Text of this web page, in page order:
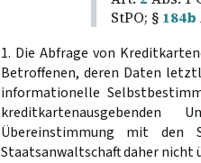
StPO; § 184b
1. Die Abfrage von
Betroffenen, deren Daten
informationelle
Übereinstimmung mit den
Staatsanwaltschaft daher